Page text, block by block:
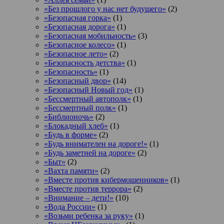
«Без прошлого у нас нет будущего» (2)
«Безопасная горка» (1)
«Безопасная дорога» (1)
«Безопасная мобильность» (3)
«Безопасное колесо» (1)
«Безопасное лето» (2)
«Безопасность детства» (1)
«Безопасность» (1)
«Безопасный двор» (14)
«Безопасный Новый год» (1)
«Бессмертный автополк» (1)
«Бессмертный полк» (1)
«Библионочь» (2)
«Блокадный хлеб» (1)
«Будь в форме» (2)
«Будь внимателен на дороге!» (1)
«Будь заметней на дороге» (2)
«Быт» (2)
«Вахта памяти» (2)
«Вместе против кибермошенников» (1)
«Вместе против террора» (2)
«Внимание – дети!» (10)
«Вода России» (1)
«Возьми ребенка за руку» (1)